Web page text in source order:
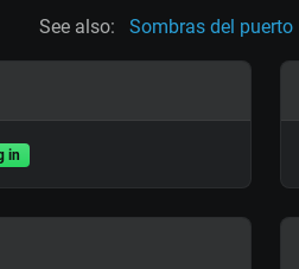
See also: Sombras del puerto
in